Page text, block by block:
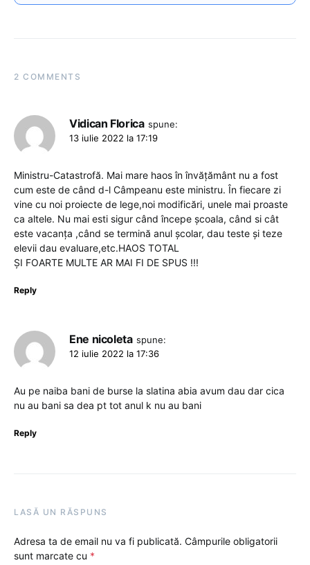
2 COMMENTS
Vidican Florica spune:
13 iulie 2022 la 17:19
Ministru-Catastrofă. Mai mare haos în învățământ nu a fost
cum este de când d-l Câmpeanu este ministru. În fiecare zi
vine cu noi proiecte de lege,noi modificări, unele mai proaste
ca altele. Nu mai esti sigur când începe școala, când si cât
este vacanța ,când se termină anul școlar, dau teste și teze
elevii dau evaluare,etc.HAOS TOTAL
ȘI FOARTE MULTE AR MAI FI DE SPUS !!!
Reply
Ene nicoleta spune:
12 iulie 2022 la 17:36
Au pe naiba bani de burse la slatina abia avum dau dar cica
nu au bani sa dea pt tot anul k nu au bani
Reply
LASĂ UN RĂSPUNS
Adresa ta de email nu va fi publicată. Câmpurile obligatorii
sunt marcate cu *